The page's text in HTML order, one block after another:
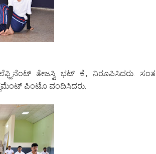
ತೇಜಸ್ವಿ ಭಟ್ ಕೆ., ನಿರೂಪಿಸಿದರು. ಸಂತ
ಪಿಂಟೊ ವಂದಿಸಿದರು.